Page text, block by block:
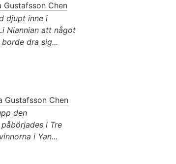
Gustafsson Chen
djupt inne i
Niannian att något
dra sig...
Gustafsson Chen
den
i Tre
i Yan...